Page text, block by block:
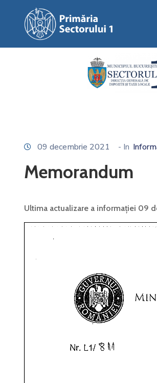
09 decembrie 2021 - In
Memorandum
Ultima actualizare a informației 09